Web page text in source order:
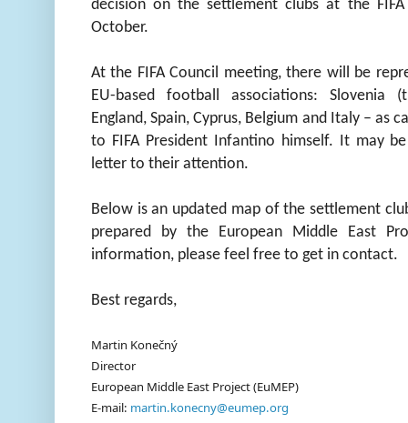
decision on the settlement clubs at the
October.
At the FIFA Council meeting, there will be
EU-based football associations: Slovenia
England, Spain, Cyprus, Belgium and Italy – as
to FIFA President Infantino himself. It may
letter to their attention.
Below is an updated map of the settlement
prepared by the European Middle East
information, please feel free to get in contact.
Best regards,
Martin Konečný
Director
European Middle East Project (EuMEP)
E-mail: martin.konecny@eumep.org